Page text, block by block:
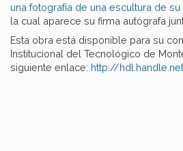
una fotografía de una escultura de su
la cual aparece su firma autógrafa
Esta obra está disponible para su
Institucional del Tecnológico de
siguiente enlace: http://